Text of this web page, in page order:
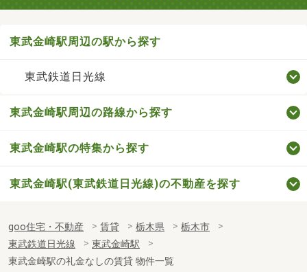
東武金崎駅周辺の駅から探す
東武鉄道日光線
東武金崎駅周辺の路線から探す
東武金崎駅の特集から探す
東武金崎駅(東武鉄道日光線)の不動産を探す
goo住宅・不動産 賃貸 栃木県
栃木市
東武鉄道日光線
東武金崎駅
東武金崎駅の礼金なしの賃貸 物件一覧